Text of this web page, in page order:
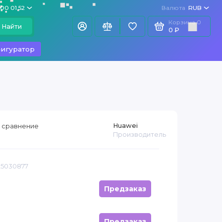
01 52 Валюта RUB
Найти
Корзина 0
0 ₽
Huawei
Производитель
Предзаказ
сравнение